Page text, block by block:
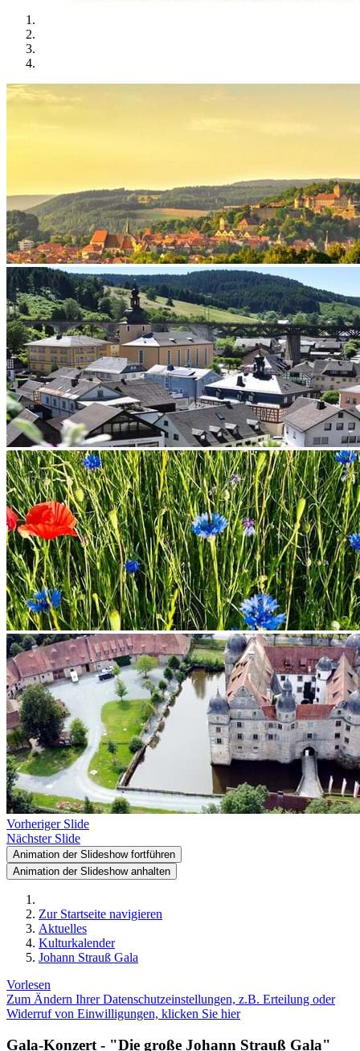
Vorheriger Slide
Nächster Slide
Animation der Slideshow fortführen
Animation der Slideshow anhalten
Zur Startseite navigieren
Aktuelles
Kulturkalender
Johann Strauß Gala
Vorlesen
Zum Ändern Ihrer Datenschutzeinstellungen, z.B. Erteilung oder
Widerruf von Einwilligungen, klicken Sie hier
Gala-Konzert - "Die große Johann Strauß Gala"